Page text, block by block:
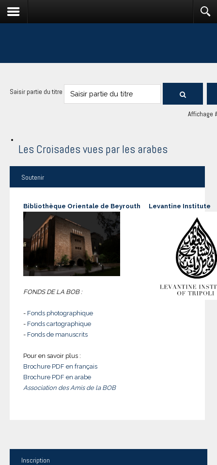
Saisir partie du titre
Affichage
Les Croisades vues par les arabes
Soutenir
Bibliothèque Orientale de Beyrouth
FONDS DE LA BOB :
- Fonds photographique
- Fonds cartographique
- Fonds de manuscrits
Pour en savoir plus :
Brochure PDF en français
Brochure PDF en arabe
Association des Amis de la BOB
Levantine Institute
Inscription